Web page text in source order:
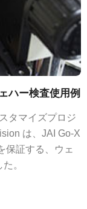
ハー検査使用例
タマイズプロジ
は、JAI Go-X
保証する、ウェ
。